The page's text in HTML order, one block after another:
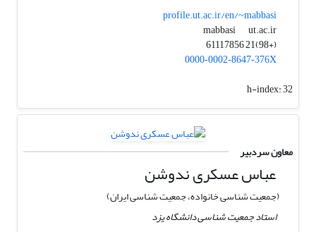
profile.ut.ac.ir/en/~mabbasi
mabbasi
ut.ac.ir
(+98)21 61117856
0000‑0002‑8647‑376X
h-index:32
معاون سردبیر
عباس عسکری ندوشن
(جمعیت شناسی خانواده، جمعیت شناسی ایران)
استاد جمعیت شناسی دانشگاه یزد